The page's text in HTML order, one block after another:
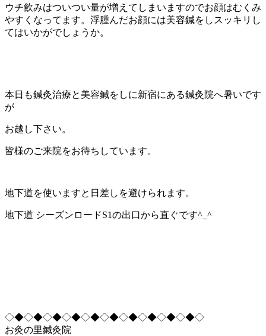
ウチ飲みはついつい量が増えてしまいますのでお顔はむくみ
やすくなってます。浮腫んだお顔には美容鍼をしスッキリし
てはいかがでしょうか。
本日も鍼灸治療と美容鍼をしに新宿にある鍼灸院へ暑いです
が
お越し下さい。
皆様のご来院をお待ちしています。
地下道を使いますと日差しを避けられます。
地下道 シーズンロードS1の出口から直ぐです^_^
◇◆◇◆◇◆◇◆◇◆◇◆◇◆◇◆◇◆◇◆◇
お灸の里鍼灸院